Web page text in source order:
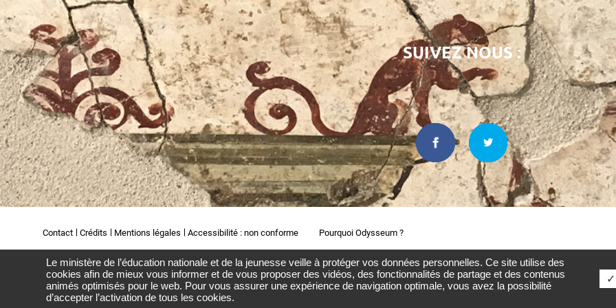
SUIVEZ NOUS :
Contact Crédits Mentions légales Accessibilité : non conforme Pourquoi Odysseum ?
Le ministère de l’éducation nationale et de la jeunesse veille à protéger vos données personnelles. Ce site utilise des
cookies afin de mieux vous informer et de vous proposer des vidéos, des fonctionnalités de partage et des contenus
animés optimisés pour le web. Pour vous assurer une expérience de navigation optimale, vous avez la possibilité
d’accepter l’activation de tous les cookies.
✓